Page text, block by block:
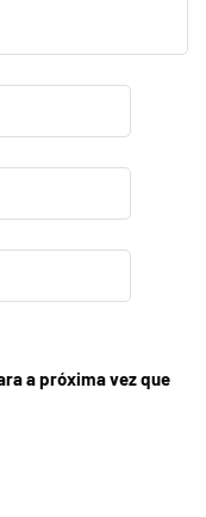
a próxima vez que